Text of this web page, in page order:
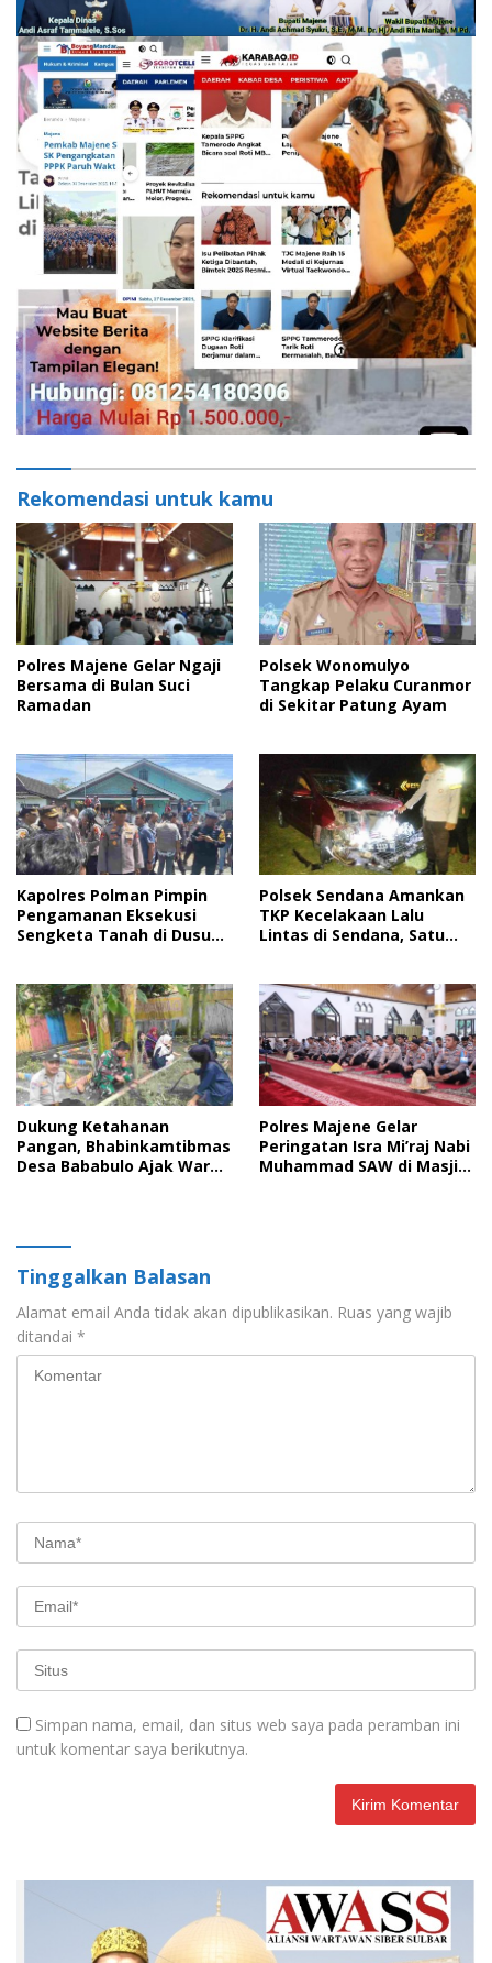
Rekomendasi untuk kamu
Polres Majene Gelar Ngaji
Bersama di Bulan Suci
Ramadan
Polsek Wonomulyo
Tangkap Pelaku Curanmor
di Sekitar Patung Ayam
Kapolres Polman Pimpin
Pengamanan Eksekusi
Sengketa Tanah di Dusun
Polsek Sendana Amankan
TKP Kecelakaan Lalu
Lintas di Sendana, Satu
Dukung Ketahanan
Pangan, Bhabinkamtibmas
Desa Bababulo Ajak Warga
Polres Majene Gelar
Peringatan Isra Mi’raj Nabi
Muhammad SAW di Masjid
Tinggalkan Balasan
Alamat email Anda tidak akan dipublikasikan. Ruas yang wajib
ditandai *
Simpan nama, email, dan situs web saya pada peramban ini
untuk komentar saya berikutnya.